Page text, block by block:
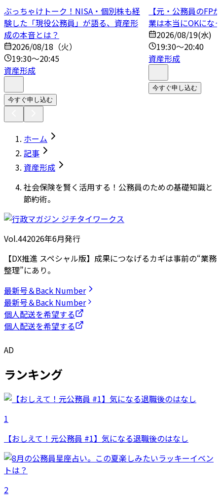
ぶっちゃけトーク！NISA・個別株も経
験した「現役公務員」が語る、資産形
成の本音とは？
2026/08/18（火）
19:30～20:45
資産形成
今すぐ申し込む
【元・公務員のFP
業は本当にOKにな
2026/08/19(水)
19:30～20:40
資産形成
今すぐ申し込む
ホーム
記事
資産形成
社会保険を賢く活用する！公務員のための基礎知識と
節約術。
Vol.442026年6月発行
【DX推進 スペシャル版】成果につなげるカギは事前の“業務
整理”にあり。
最新号＆Back Number
最新号＆Back Number
個人配送を希望する
個人配送を希望する
AD
ランキング
1
【おしえて！元公務員 #1】気になる退職後のはなし
2